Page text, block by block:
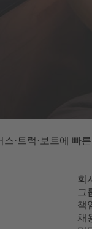
스·트럭·보트에
회
그
책
채